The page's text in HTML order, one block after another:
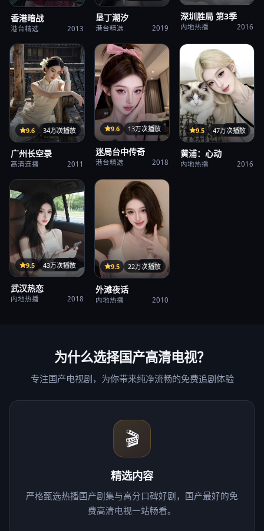
香港暗战
港台精选 2013
垦丁潮汐
港台精选 2019
深圳胜局 第3季
内地热播 2016
122分钟
9.6 34万次播放
广州长空录
高清连播 2011
31集
9.6 13万次播放
迷局台中传奇
港台精选 2018
24集
9.5 47万次播放
黄浦：心动
内地热播 2016
35集
9.5 43万次播放
武汉热恋
内地热播 2018
37集
9.5 22万次播放
外滩夜话
内地热播 2010
为什么选择国产高清电视？
专注国产电视剧，为你带来纯净流畅的免费追剧体验
🎬
精选内容
严格甄选热播国产剧集与高分口碑好剧，国产最好的免
费高清电视一站畅看。